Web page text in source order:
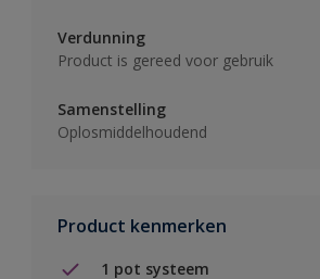
Verdunning
Product is gereed voor gebruik
Samenstelling
Oplosmiddelhoudend
Product kenmerken
1 pot systeem